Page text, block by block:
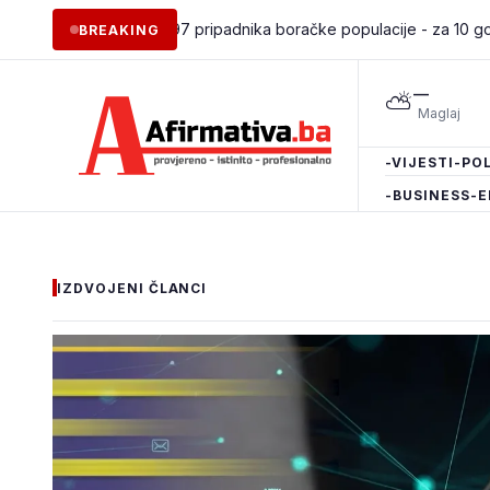
BREAKING
97 pripadnika boračke populacije - za 10 godina
⛅—
-VIJESTI -
-BUSINESS-
IZDVOJENI ČLANCI